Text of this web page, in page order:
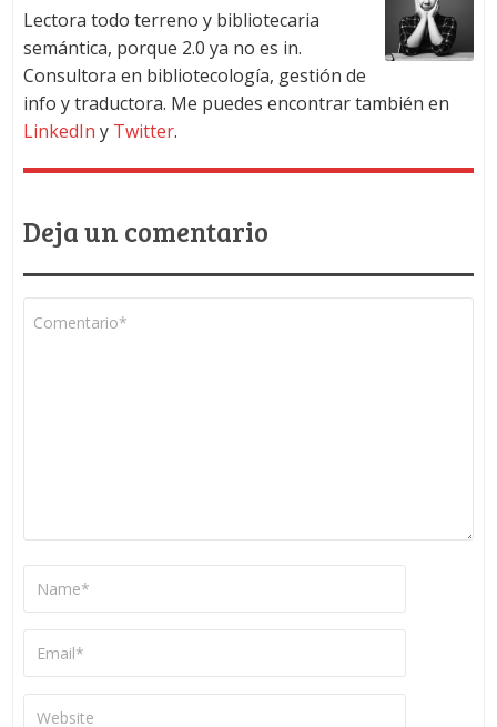
Lectora todo terreno y bibliotecaria
semántica, porque 2.0 ya no es in.
Consultora en bibliotecología, gestión de
info y traductora. Me puedes encontrar también en
LinkedIn y Twitter.
Deja un comentario